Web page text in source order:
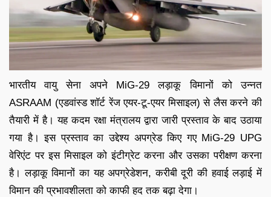
भारतीय वायु सेना अपने MiG-29 लड़ाकू विमानों को उन्नत
ASRAAM (एडवांस्ड शॉर्ट रेंज एयर-टू-एयर मिसाइल) से लैस करने की
तैयारी में है। यह कदम रक्षा मंत्रालय द्वारा जारी प्रस्ताव के बाद उठाया
गया है। इस प्रस्ताव का उद्देश्य अपग्रेड किए गए MiG-29 UPG
वेरिएंट पर इस मिसाइल को इंटीग्रेट करना और उसका परीक्षण करना
है। लड़ाकू विमानों का यह अपग्रेडेशन, करीबी दूरी की हवाई लड़ाई में
विमान की प्रभावशीलता को काफी हद तक बढ़ा देगा।